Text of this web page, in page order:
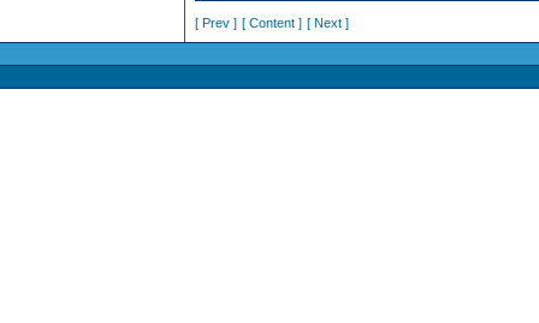
[ Prev ] [ Content ] [ Next ]